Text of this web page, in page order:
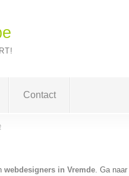
Contact
webdesigners in Vremde. Ga naar